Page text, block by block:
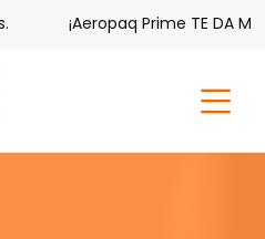
¡Aeropaq Prime TE DA MÁS!